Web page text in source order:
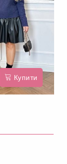
Купити